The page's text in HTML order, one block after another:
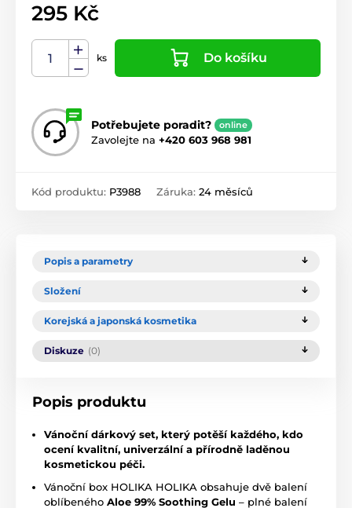
295 Kč
ks Do košíku
Potřebujete poradit? online
Zavolejte na +420 603 968 981
Kód produktu: P3988 Záruka: 24 měsíců
Popis a parametry
Složení
Korejská a japonská kosmetika
Diskuze (0)
Popis produktu
Vánoční dárkový set, který potěší každého, kdo
ocení kvalitní, univerzální a přírodně laděnou
kosmetickou péči.
Vánoční box HOLIKA HOLIKA obsahuje dvě balení
oblíbeného Aloe 99% Soothing Gelu – plné balení